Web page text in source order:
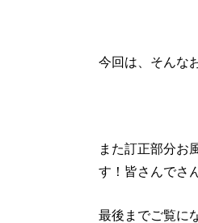
今回は、そんな
また訂正部分お
す！皆さんでさ
最後までご覧に